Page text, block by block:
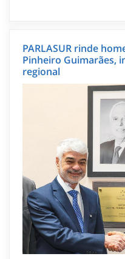
PARLASUR rinde
Pinheiro Guimarães,
regional